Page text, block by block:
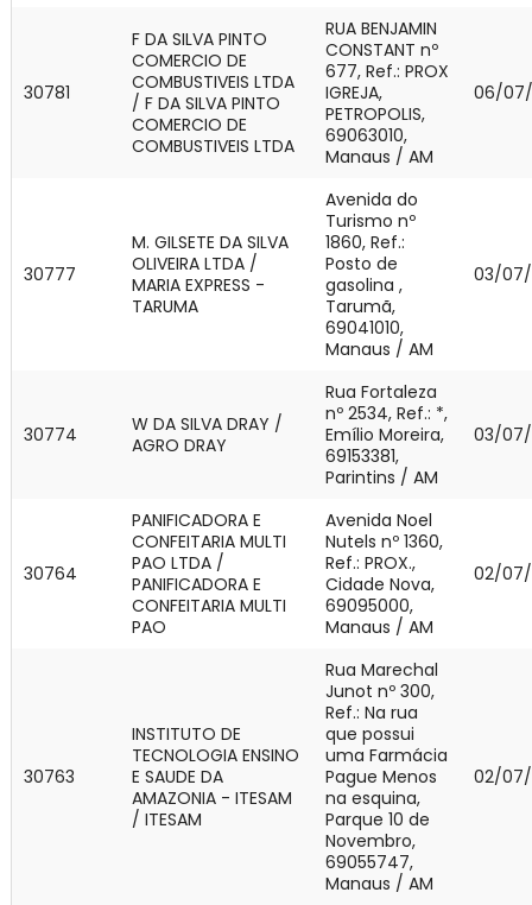
30781
F DA SILVA PINTO
COMERCIO DE
COMBUSTIVEIS LTDA
/ F DA SILVA PINTO
COMERCIO DE
COMBUSTIVEIS LTDA
RUA BENJAMIN
CONSTANT nº
677, Ref.: PROX
IGREJA,
PETROPOLIS,
69063010,
Manaus / AM
06/
30777
M. GILSETE DA SILVA
OLIVEIRA LTDA /
MARIA EXPRESS -
TARUMA
Avenida do
Turismo nº
1860, Ref.:
Posto de
gasolina ,
Tarumã,
69041010,
Manaus / AM
03/
30774
W DA SILVA DRAY /
AGRO DRAY
Rua Fortaleza
nº 2534, Ref.: *,
Emílio Moreira,
69153381,
Parintins / AM
03/
30764
PANIFICADORA E
CONFEITARIA MULTI
PAO LTDA /
PANIFICADORA E
CONFEITARIA MULTI
PAO
Avenida Noel
Nutels nº 1360,
Ref.: PROX.,
Cidade Nova,
69095000,
Manaus / AM
02/
30763
INSTITUTO DE
TECNOLOGIA ENSINO
E SAUDE DA
AMAZONIA - ITESAM
/ ITESAM
Rua Marechal
Junot nº 300,
Ref.: Na rua
que possui
uma Farmácia
Pague Menos
na esquina,
Parque 10 de
Novembro,
69055747,
Manaus / AM
02/